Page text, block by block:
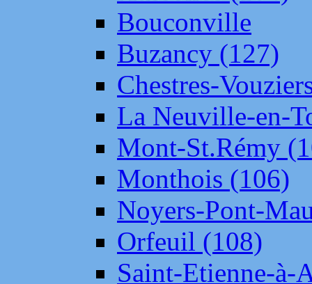
Bouconville
Buzancy (127)
Chestres-
La Neuville-en-
Mont-St.Rémy
Monthois (106)
Noyers-Pont-
Orfeuil (108)
Saint-Etienne-à-